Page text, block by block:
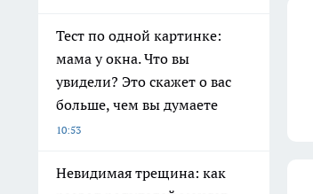
Тест по одной картинке:
мама у окна. Что вы
увидели? Это скажет о вас
больше, чем вы думаете
10:53
Невидимая трещина: как